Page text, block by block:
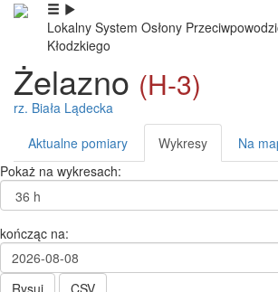
Lokalny System Osłony
Kłodzkiego
Żelazno (H-3)
rz. Biała Lądecka
Aktualne pomiary
Wykresy
Na
Pokaż na wykresach:
kończąc na:
Rysuj CSV